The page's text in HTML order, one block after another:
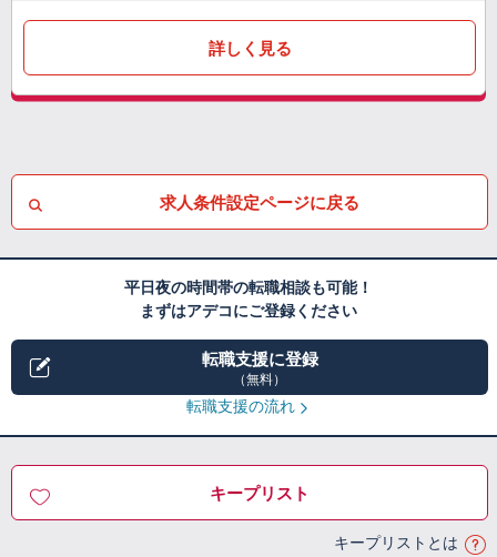
詳しく見る
求人条件設定ページに戻る
平日夜の時間帯の転職相談も可能！
まずはアデコにご登録ください
転職支援に登録
（無料）
転職支援の流れ
キープリスト
キープリストとは